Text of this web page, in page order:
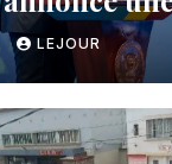
maintient
LEJOUR